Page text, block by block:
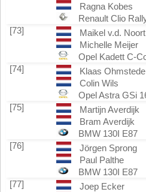
Ragna Kobes
Renault Clio
[73]
Maikel v.d. Noort
Michelle Meijer
Opel Kadett C-
[74]
Klaas Ohmstede
Colin Wils
Opel Astra GSi
[75]
Martijn Averdijk
Bram Averdijk
BMW 130I E87
[76]
Jörgen Sprong
Paul Palthe
BMW 130I E87
[77]
Joep Ecker